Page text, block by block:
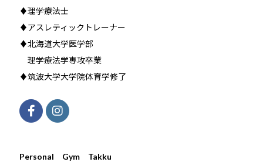
♦理学療法士
♦アスレティックトレーナー
♦北海道大学医学部
理学療法学専攻卒業
♦筑波大学大学院体育学修了
Personal Gym Takku